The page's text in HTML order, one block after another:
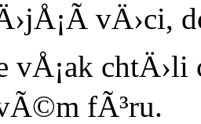
vÄ›ci,
vÅ¡ak
fÃ³ru.